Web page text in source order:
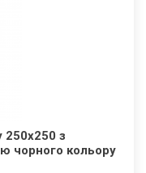
з
чорного кольору